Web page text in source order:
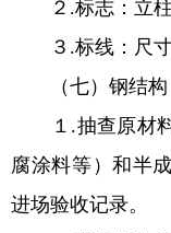
２.标志：立柱
３.标线：尺寸
（七）钢结构
１.抽查原材料
腐涂料等）和半
进场验收记录。